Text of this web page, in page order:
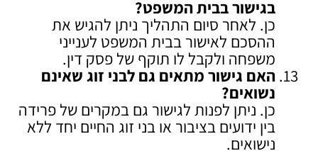
בגישור בבית המשפט?
כן. לאחר סיום התהליך ניתן להגיש את
ההסכם לאישור בבית המשפט לענייני
משפחה ולקבל לו תוקף של פסק דין.
האם גישור מתאים גם לבני זוג שאינם
נשואים?
כן. ניתן לפנות לגישור גם במקרים של פרידה
בין ידועים בציבור או בני זוג החיים יחד ללא
נישואים.